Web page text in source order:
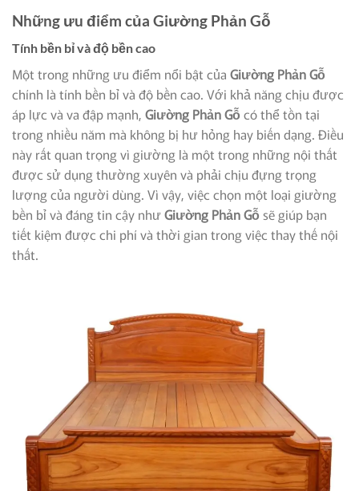
Những ưu điểm của Giường Phản Gỗ
Tính bền bỉ và độ bền cao
Một trong những ưu điểm nổi bật của Giường Phản Gỗ
chính là tính bền bỉ và độ bền cao. Với khả năng chịu được
áp lực và va đập mạnh, Giường Phản Gỗ có thể tồn tại
trong nhiều năm mà không bị hư hỏng hay biến dạng. Điều
này rất quan trọng vì giường là một trong những nội thất
được sử dụng thường xuyên và phải chịu đựng trọng
lượng của người dùng. Vì vậy, việc chọn một loại giường
bền bỉ và đáng tin cậy nhưGiường Phản Gỗ sẽ giúp bạn
tiết kiệm được chi phí và thời gian trong việc thay thế nội
thất.